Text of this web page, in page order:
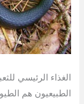
الغذاء الرئيسي
الطبيعيون هم